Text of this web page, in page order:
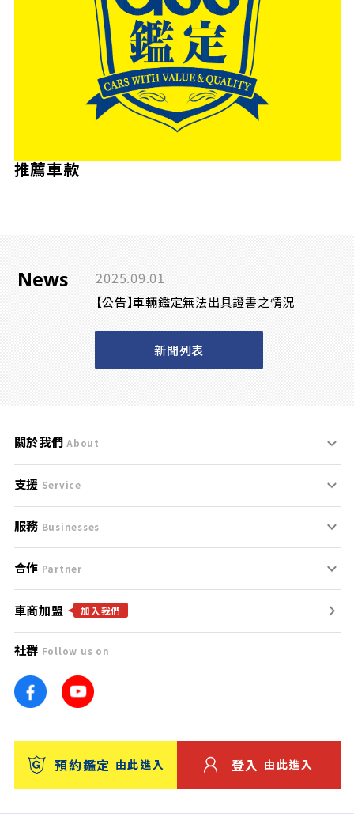
推薦車款
News 2025.09.01
【公告】車輛鑑定無法出具證書之情況
新聞列表
關於我們 About
刊登規範
服務條款
免責聲明
隱私權政策
團隊
車訊網
台灣優良中古車商大獎
支援 Service
支援中心
聯絡我們
服務 Businesses
什麼是Goo鑑定？
找好車
找好店
找海外車
消費者評價
保固
合作 Partner
合作夥伴
廣告合作
車商加盟 加入我們
社群 Follow us on
預約鑑定 由此進入 登入 由此進入